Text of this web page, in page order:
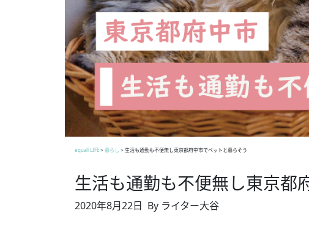
equall LIFE> 暮らし > 生活も通勤も不便無し東京都府中市でペットと暮らそう
生活も通勤も不便無し東京都
2020年8月22日 By ライター大谷